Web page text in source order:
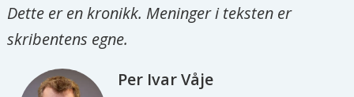
Dette er en kronikk. Meninger i teksten er
skribentens egne.
Per Ivar Våje